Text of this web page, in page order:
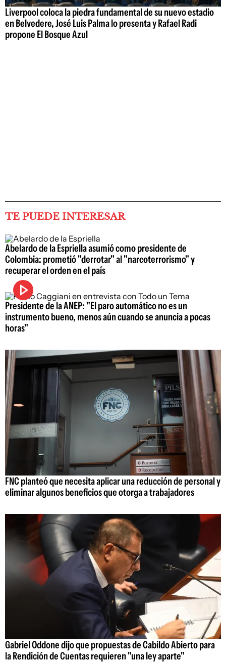
Liverpool coloca la piedra fundamental de su nuevo estadio
en Belvedere, José Luis Palma lo presenta y Rafael Radi
propone El Bosque Azul
TE PUEDE INTERESAR
Abelardo de la Espriella asumió como presidente de
Colombia: prometió "derrotar" al "narcoterrorismo" y
recuperar el orden en el país
Presidente de la ANEP: "El paro automático no es un
instrumento bueno, menos aún cuando se anuncia a pocas
horas"
FNC planteó que necesita aplicar una reducción de personal y
eliminar algunos beneficios que otorga a trabajadores
Gabriel Oddone dijo que propuestas de Cabildo Abierto para
la Rendición de Cuentas requieren "una ley aparte"